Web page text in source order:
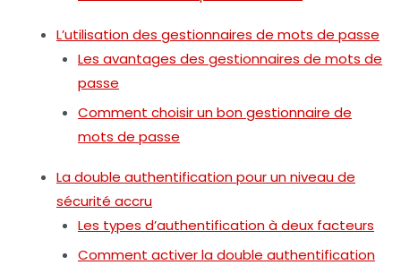
L’utilisation des gestionnaires de mots de passe
Les avantages des gestionnaires de mots de
passe
Comment choisir un bon gestionnaire de
mots de passe
La double authentification pour un niveau de
sécurité accru
Les types d’authentification à deux facteurs
Comment activer la double authentification